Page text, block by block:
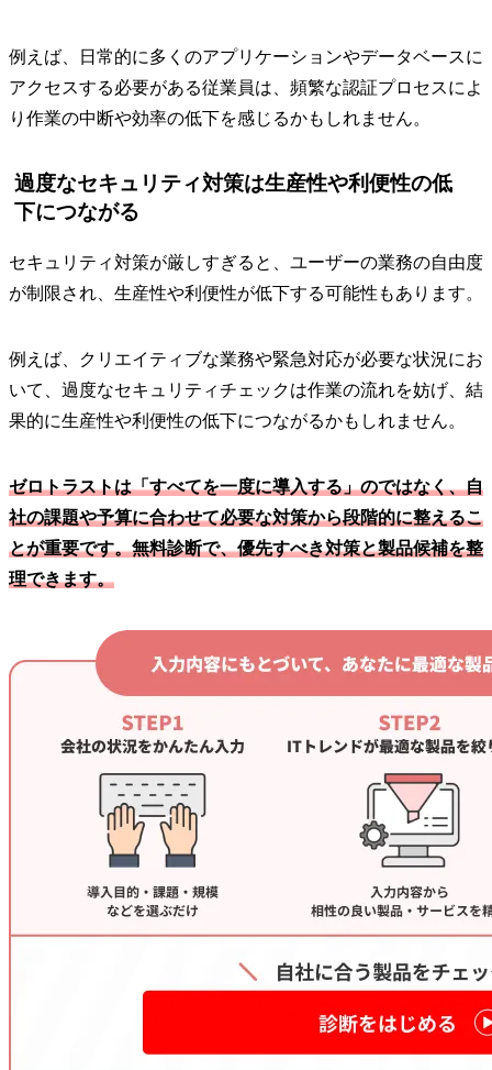
例えば、日常的に多くのアプリケーションやデータベースに
アクセスする必要がある従業員は、頻繁な認証プロセスによ
り作業の中断や効率の低下を感じるかもしれません。
過度なセキュリティ対策は生産性や利便性の低
下につながる
セキュリティ対策が厳しすぎると、ユーザーの業務の自由度
が制限され、生産性や利便性が低下する可能性もあります。
例えば、クリエイティブな業務や緊急対応が必要な状況にお
いて、過度なセキュリティチェックは作業の流れを妨げ、結
果的に生産性や利便性の低下につながるかもしれません。
ゼロトラストは「すべてを一度に導入する」のではなく、自
社の課題や予算に合わせて必要な対策から段階的に整えるこ
とが重要です。無料診断で、優先すべき対策と製品候補を整
理できます。